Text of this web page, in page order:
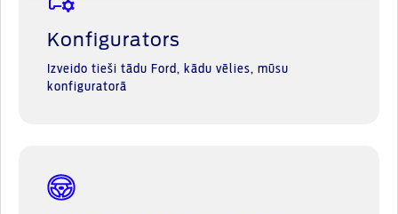
Konfigurators
Izveido tieši tādu Ford, kādu vēlies, mūsu
konfiguratorā